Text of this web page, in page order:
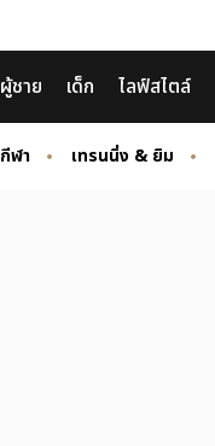
ผู้ชาย เด็ก ไลฟ์สไตล์
กีฬา เทรนนิ่ง & ยิม